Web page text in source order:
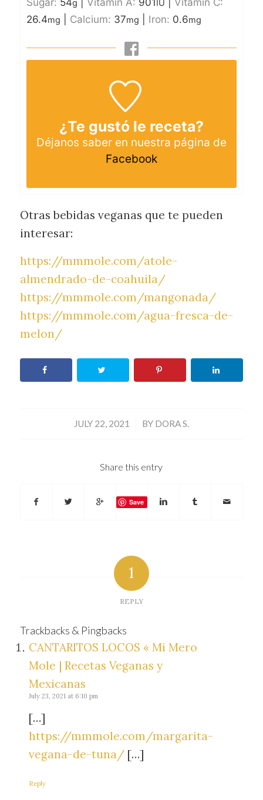
g IU
26.4mg Calcium: 37mg Iron: 0.6mg
¿Te gustó le receta?
Déjanos saber en nuestra página de
Facebook
Otras bebidas veganas que te pueden
interesar:
https://mmmole.com/atole-
almendrado-de-coahuila/
https://mmmole.com/mangonada/
https://mmmole.com/agua-fresca-de-
melon/
JULY 22, 2021
/ BY DORA S.
Share this entry
Save
1
REPLY
Trackbacks & Pingbacks
CANTARITOS LOCOS « Mi Mero
Mole | Recetas Veganas y
Mexicanas
July 23, 2021 at 6:10 pm
[…]
https://mmmole.com/margarita-
vegana-de-tuna/[…]
Reply